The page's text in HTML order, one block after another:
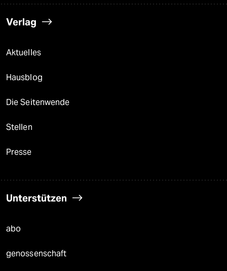
Verlag
Aktuelles
Hausblog
Die Seitenwende
Stellen
Presse
Unterstützen
abo
genossenschaft